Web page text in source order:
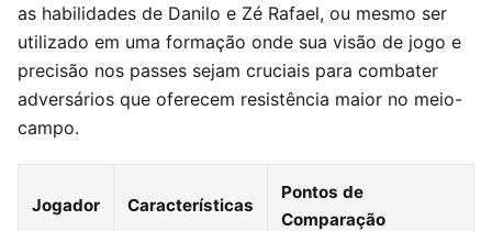
as habilidades de Danilo e Zé Rafael, ou mesmo ser
utilizado em uma formação onde sua visão de jogo e
precisão nos passes sejam cruciais para combater
adversários que oferecem resistência maior no meio-
campo.
Jogador Características
Pontos de
Comparação